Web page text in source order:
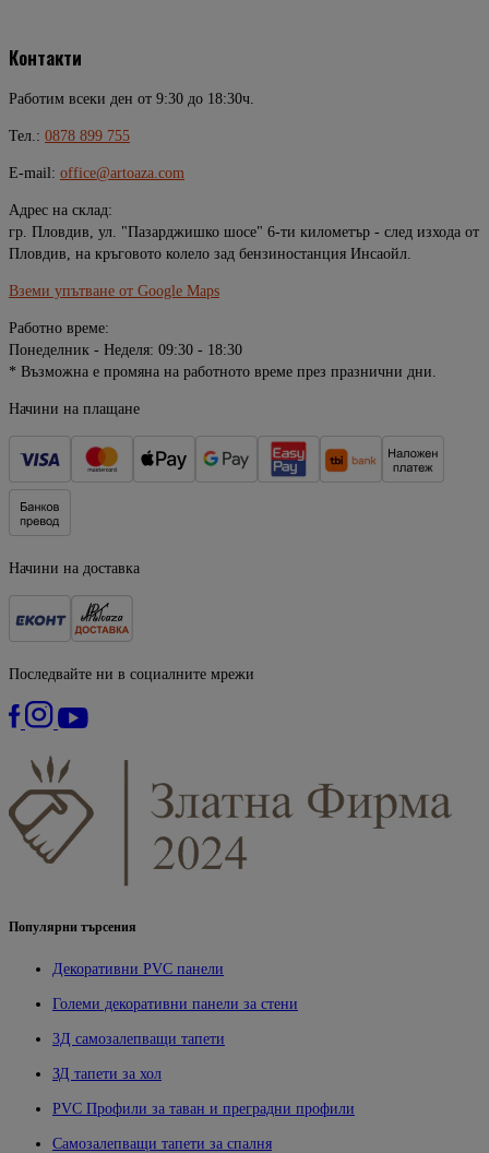
Контакти
Работим всеки ден от 9:30 до 18:30ч.
Тел.: 0878 899 755
E-mail: office@artoaza.com
Адрес на склад:
гр. Пловдив, ул. "Пазарджишко шосе" 6-ти километър - след изхода от
Пловдив, на кръговото колело зад бензиностанция Инсаойл.
Вземи упътване от Google Maps
Работно време:
Понеделник - Неделя: 09:30 - 18:30
* Възможна е промяна на работното време през празнични дни.
Начини на плащане
Начини на доставка
Последвайте ни в социалните мрежи
Популярни търсения
Декоративни PVC панели
Големи декоративни панели за стени
3Д самозалепващи тапети
ЗД тапети за хол
PVC Профили за таван и преградни профили
Самозалепващи тапети за спалня